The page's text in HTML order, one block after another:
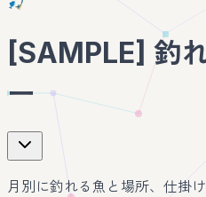
[SAMPLE] 釣
ー
月別に釣れる魚と場所、仕掛